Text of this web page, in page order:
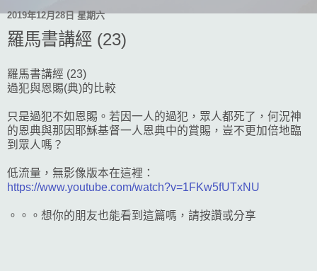
2019年12月28日 星期六
羅馬書講經 (23)
羅馬書講經 (23)
過犯與恩賜(典)的比較
只是過犯不如恩賜。若因一人的過犯，眾人都死了，何況神
的恩典與那因耶穌基督一人恩典中的賞賜，豈不更加倍地臨
到眾人嗎？
低流量，無影像版本在這裡：
https://www.youtube.com/watch?v=1FKw5fUTxNU
。。。想你的朋友也能看到這篇嗎，請按讚或分享